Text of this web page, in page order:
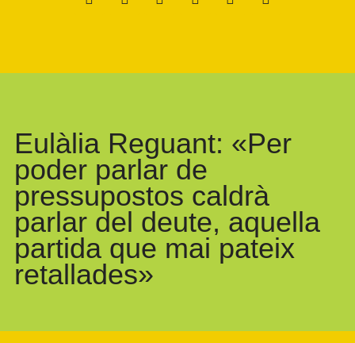
Eulàlia Reguant: «Per
poder parlar de
pressupostos caldrà
parlar del deute, aquella
partida que mai pateix
retallades»